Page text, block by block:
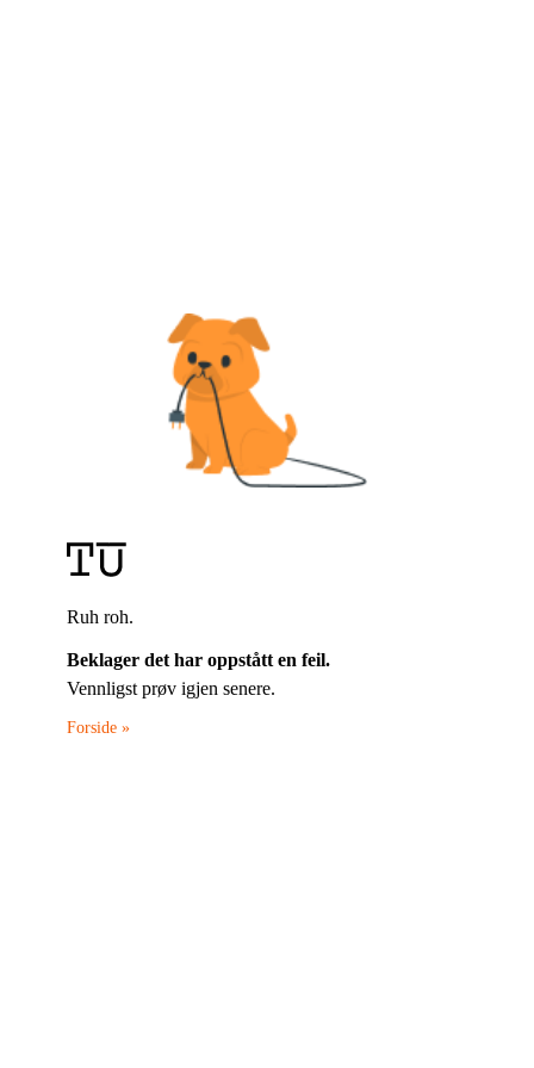
Ruh roh.
Beklager det har oppstått en feil.
Vennligst prøv igjen senere.
Forside »